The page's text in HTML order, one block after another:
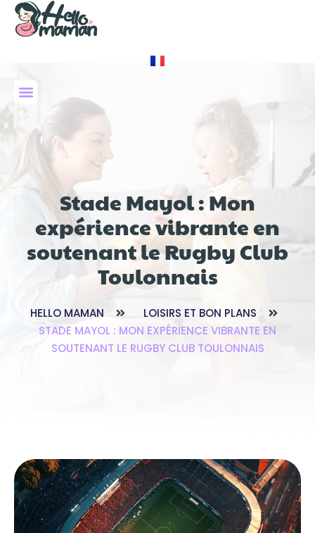
Stade Mayol : Mon
expérience vibrante en
soutenant le Rugby Club
Toulonnais
HELLO MAMAN
LOISIRS ET BON PLANS
STADE MAYOL : MON EXPÉRIENCE VIBRANTE EN
SOUTENANT LE RUGBY CLUB TOULONNAIS